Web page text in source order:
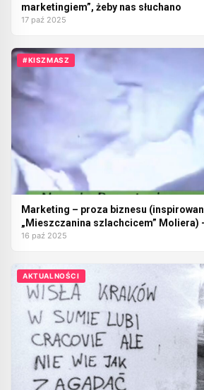
marketingiem”, żeby nas słuchano
17 paź 2025
#KISZMASZ
Marketing – proza biznesu
„Mieszczanina szlachcicem” Moliera)
16 paź 2025
AKTUALNOŚCI